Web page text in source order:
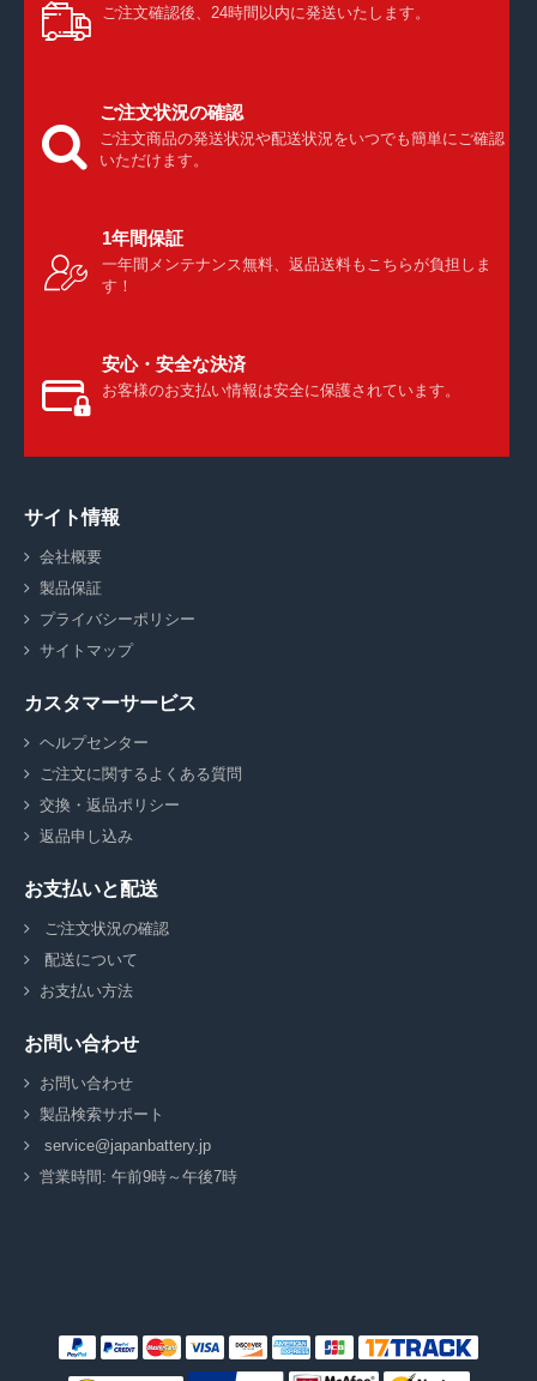
ご注文確認後、24時間以内に発送いたします。
ご注文状況の確認
ご注文商品の発送状況や配送状況をいつでも簡単にご確認
いただけます。
1年間保証
一年間メンテナンス無料、返品送料もこちらが負担しま
す！
安心・安全な決済
お客様のお支払い情報は安全に保護されています。
サイト情報
会社概要
製品保証
プライバシーポリシー
サイトマップ
カスタマーサービス
ヘルプセンター
ご注文に関するよくある質問
交換・返品ポリシー
返品申し込み
お支払いと配送
ご注文状況の確認
配送について
お支払い方法
お問い合わせ
お問い合わせ
製品検索サポート
service@japanbattery.jp
営業時間: 午前9時～午後7時